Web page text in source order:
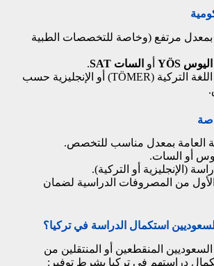
بمعدل مرتفع (وخاصة للتخصصات الطبية
اليوس YÖS أو السات SAT
.
اللغة التركية (TÖMER) أو الإنجليزية حسب
العامة بمعدل مناسب للتخصص.
أو السات.
(الإنجليزية أو التركية).
من المصروفات الدراسية لضمان
استكمال الدراسة في تركيا؟
المنقطعين أو المنتقلين من
دراستهم في تركيا بشرط توفير: